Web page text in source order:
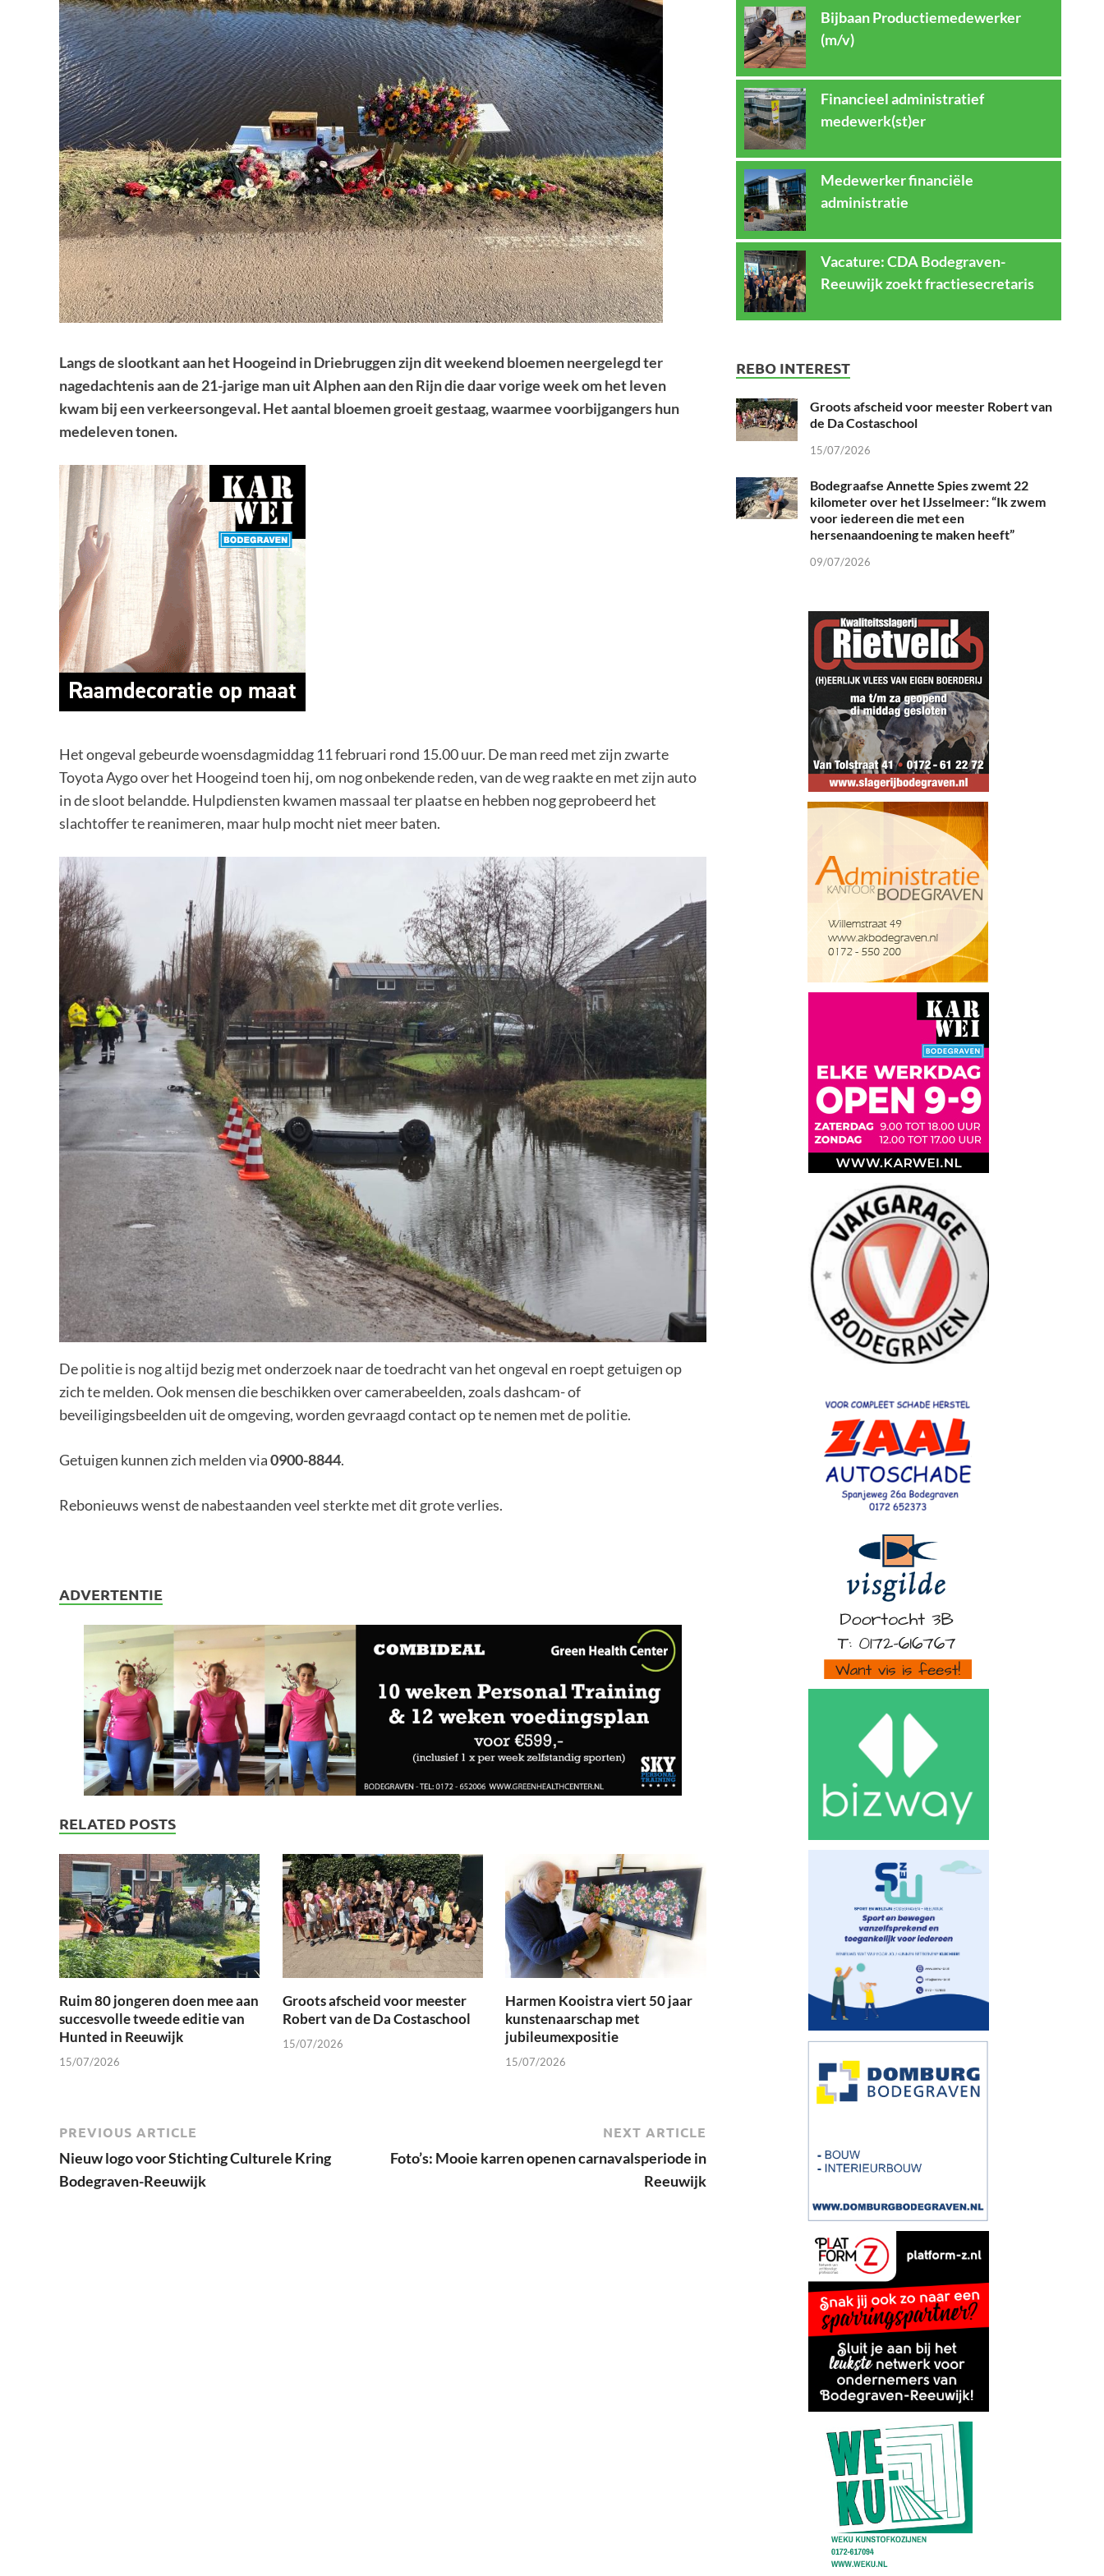
Langs de slootkant aan het Hoogeind in Driebruggen zijn dit weekend bloemen neergelegd ter
nagedachtenis aan de 21-jarige man uit Alphen aan den Rijn die daar vorige week om het leven
kwam bij een verkeersongeval. Het aantal bloemen groeit gestaag, waarmee voorbijgangers hun
medeleven tonen.
Het ongeval gebeurde woensdagmiddag 11 februari rond 15.00 uur. De man reed met zijn zwarte
Toyota Aygo over het Hoogeind toen hij, om nog onbekende reden, van de weg raakte en met zijn auto
in de sloot belandde. Hulpdiensten kwamen massaal ter plaatse en hebben nog geprobeerd het
slachtoffer te reanimeren, maar hulp mocht niet meer baten.
De politie is nog altijd bezig met onderzoek naar de toedracht van het ongeval en roept getuigen op
zich te melden. Ook mensen die beschikken over camerabeelden, zoals dashcam- of
beveiligingsbeelden uit de omgeving, worden gevraagd contact op te nemen met de politie.
Getuigen kunnen zich melden via0900-8844.
Rebonieuws wenst de nabestaanden veel sterkte met dit grote verlies.
ADVERTENTIE
RELATED POSTS
Ruim 80 jongeren doen mee aan
succesvolle tweede editie van
Hunted in Reeuwijk
15/07/2026
Groots afscheid voor meester
Robert van de Da Costaschool
15/07/2026
Harmen Kooistra viert 50 jaar
kunstenaarschap met
jubileumexpositie
15/07/2026
PREVIOUS ARTICLE
Nieuw logo voor Stichting Culturele Kring
Bodegraven-Reeuwijk
NEXT ARTICLE
Foto’s: Mooie karren openen carnavalsperiode in
Reeuwijk
Bijbaan Productiemedewerker
(m/v)
Financieel administratief
medewerk(st)er
Medewerker financiële
administratie
Vacature: CDA Bodegraven-
Reeuwijk zoekt fractiesecretaris
REBO INTEREST
Groots afscheid voor meester Robert van
de Da Costaschool
15/07/2026
Bodegraafse Annette Spies zwemt 22
kilometer over het IJsselmeer: “Ik zwem
voor iedereen die met een
hersenaandoening te maken heeft”
09/07/2026